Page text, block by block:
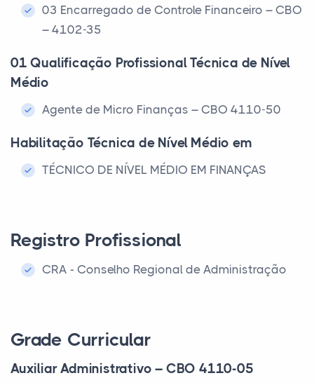
03 Encarregado de Controle Financeiro – CBO
– 4102-35
01 Qualificação Profissional Técnica de Nível
Médio
Agente de Micro Finanças – CBO 4110-50
Habilitação Técnica de Nível Médio em
TÉCNICO DE NÍVEL MÉDIO EM FINANÇAS
Registro Profissional
CRA - Conselho Regional de Administração
Grade Curricular
Auxiliar Administrativo – CBO 4110-05